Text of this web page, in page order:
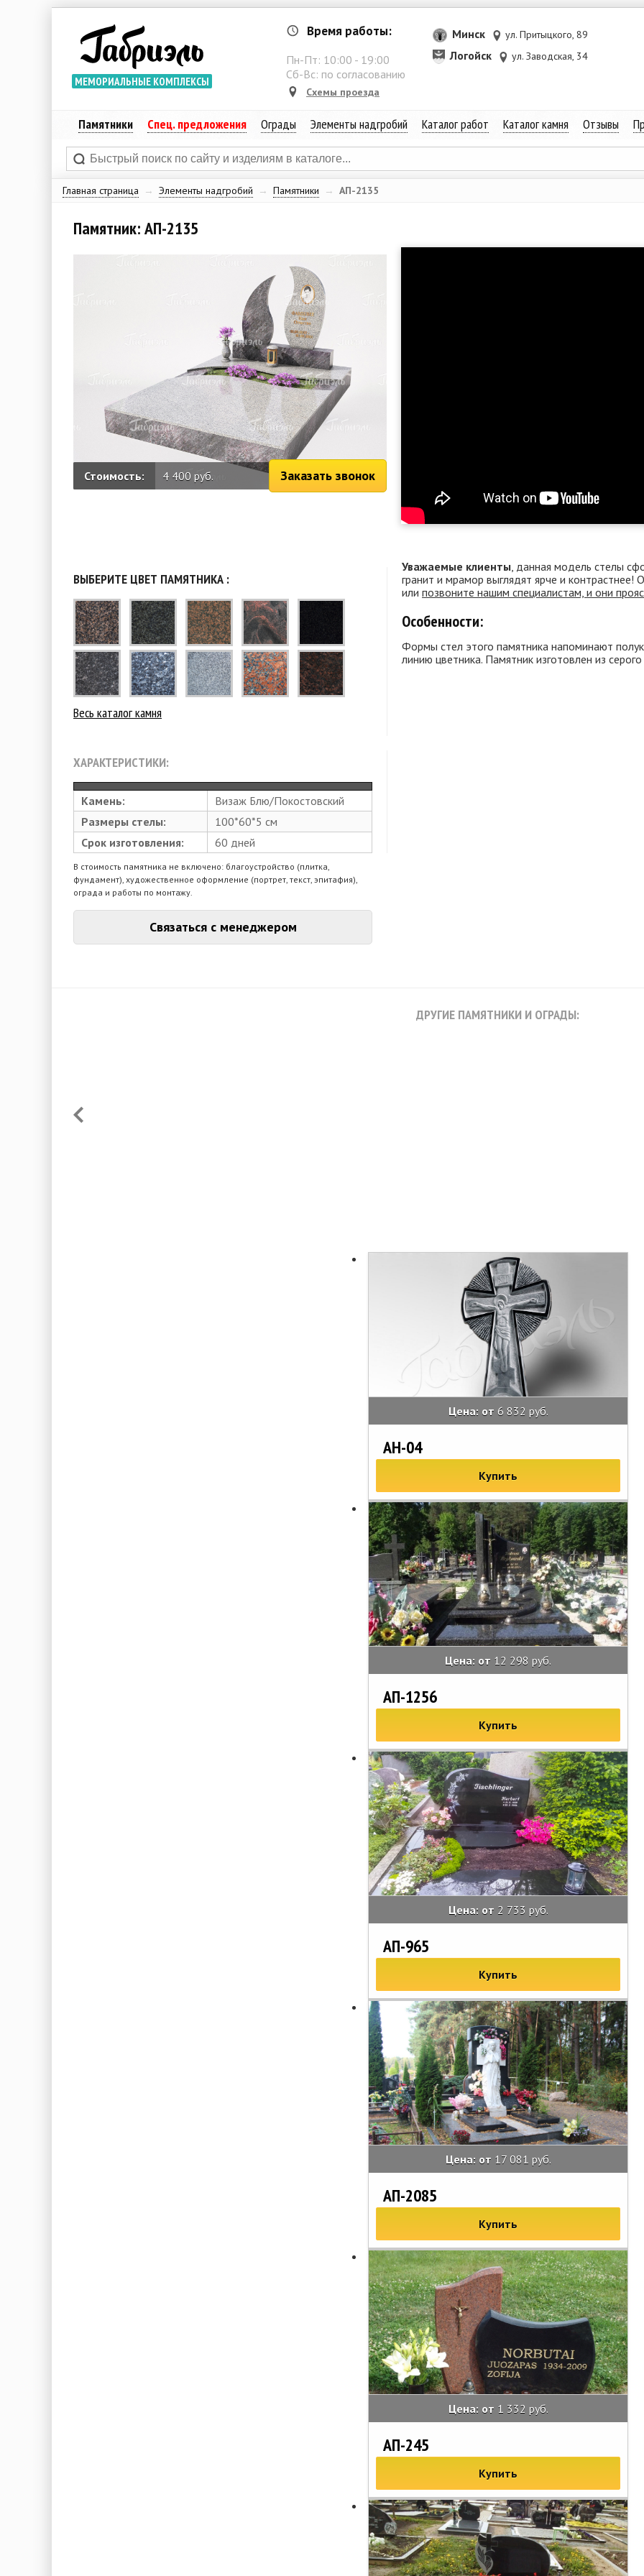
МЕМОРИАЛЬНЫЕ КОМПЛЕКСЫ
Время работы:
Пн-Пт: 10:00 - 19:00
Сб-Вс: по согласованию
Схемы проезда
Минск ул. Притыцкого, 89
Логойск ул. Заводская, 34
Памятники Спец. предложения Ограды Элементы надгробий Каталог работ Каталог камня Отзывы
Главная страница → Элементы надгробий → Памятники → АП-2135
Памятник: АП-2135
Стоимость: 4 400 руб. Заказать звонок
ВЫБЕРИТЕ ЦВЕТ ПАМЯТНИКА :
Весь каталог камня
ХАРАКТЕРИСТИКИ:
Камень:
Визаж Блю/Покостовский
Размеры стелы:
100*60*5 см
Срок изготовления:
60 дней
В стоимость памятника не включено: благоустройство (плитка,
фундамент), художественное оформление (портрет, текст, эпитафия),
ограда и работы по монтажу.
Связаться с менеджером
Уважаемые клиенты , данная модель стелы
гранит и мрамор выглядят ярче и контрастнее!
или позвоните нашим специалистам, и они
Особенности:
Формы стел этого памятника напоминают
линию цветника. Памятник изготовлен из серого
ДРУГИЕ ПАМЯТНИКИ И ОГРАДЫ:
Цена: от 6 832 руб.
АН-04
Купить
Цена: от 12 298 руб.
АП-1256
Купить
Цена: от 2 733 руб.
АП-965
Купить
Цена: от 17 081 руб.
АП-2085
Купить
Цена: от 1 332 руб.
АП-245
Купить